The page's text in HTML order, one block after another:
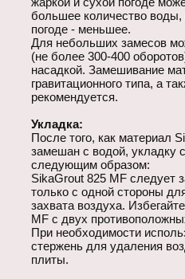
большее количество
погоде - меньшее.
Для небольших замесов
(не более 300-400
насадкой. Замешивание
гравитационного типа, а
рекомендуется.
Укладка:
После того, как материал
замешан с водой, укладку
следующим образом:
SikaGrout 825 MF следует
только с одной стороны
захвата воздуха.
MF с двух
При необходимости
стержень для удаления
плиты.